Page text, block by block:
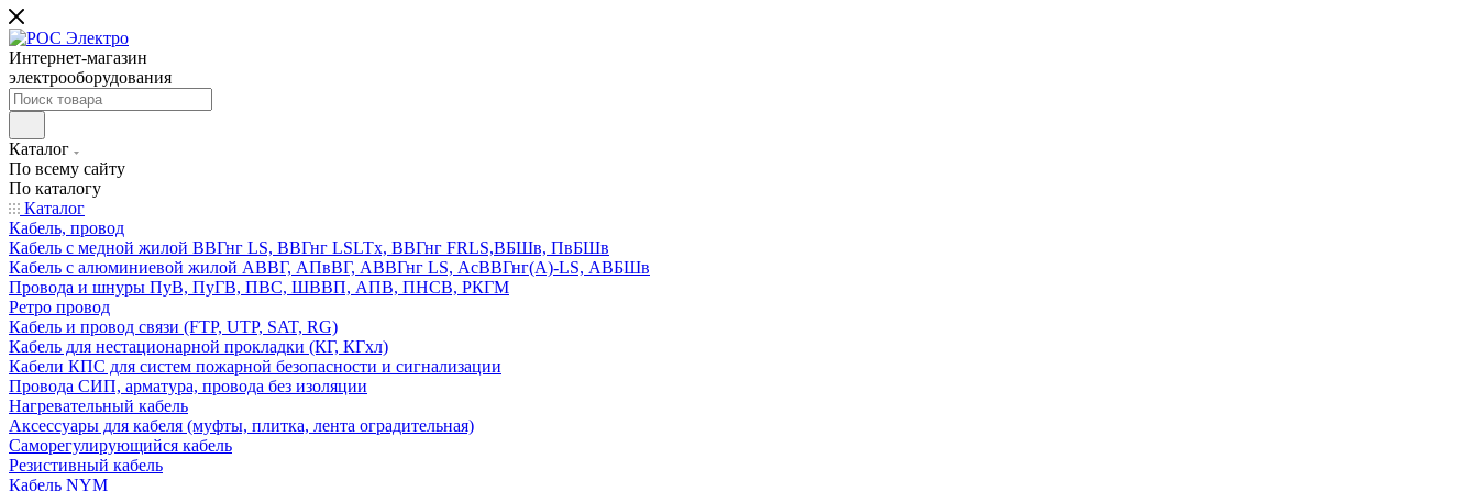
Интернет-магазин
электрооборудования
Каталог
По всему сайту
По каталогу
Каталог
Кабель, провод
Кабель с медной жилой ВВГнг LS, ВВГнг LSLTx, ВВГнг FRLS,ВБШв, ПвБШв
Кабель с алюминиевой жилой АВВГ, АПвВГ, АВВГнг LS, АсВВГнг(А)-LS, АВБШв
Провода и шнуры ПуВ, ПуГВ, ПВС, ШВВП, АПВ, ПНСВ, РКГМ
Ретро провод
Кабель и провод связи (FTP, UTP, SAT, RG)
Кабель для нестационарной прокладки (КГ, КГхл)
Кабели КПС для систем пожарной безопасности и сигнализации
Провода СИП, арматура, провода без изоляции
Нагревательный кабель
Аксессуары для кабеля (муфты, плитка, лента оградительная)
Саморегулирующийся кабель
Резистивный кабель
Кабель NYM